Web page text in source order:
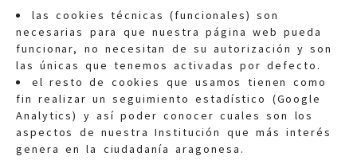
las cookies técnicas (funcionales) son
necesarias para que nuestra página web pueda
funcionar, no necesitan de su autorización y son
las únicas que tenemos activadas por defecto.
el resto de cookies que usamos tienen como
fin realizar un seguimiento estadístico (Google
Analytics) y así poder conocer cuales son los
aspectos de nuestra Institución que más interés
genera en la ciudadanía aragonesa.
Quejas:quejas@eljusticiadearagon.es
Información general:
informacion@eljusticiadearagon.es
Teléfonos:900 210 210/